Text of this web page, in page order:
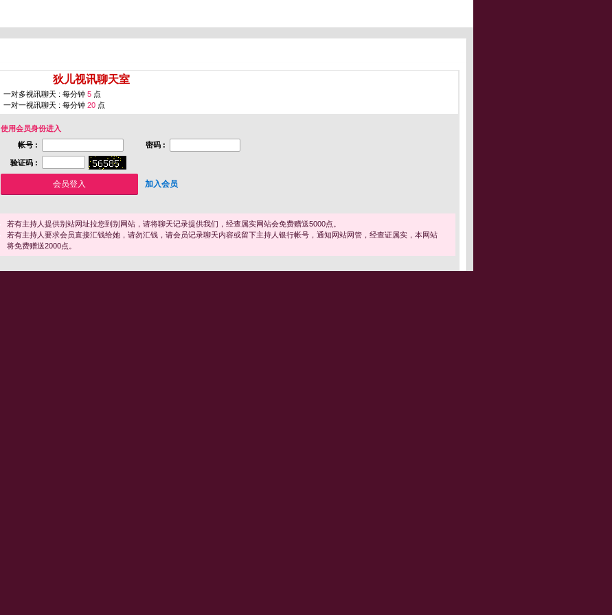
狄儿视讯聊天室
一对多视讯聊天 : 每分钟 5 点
一对一视讯聊天 : 每分钟 20 点
使用会员身份进入
帐号 :
密码 :
验证码 :
加入会员
若有主持人提供别站网址拉您到别网站，请将聊天记录提供我们，经查属实网站会免费赠送5000点。
若有主持人要求会员直接汇钱给她，请勿汇钱，请会员记录聊天内容或留下主持人银行帐号，通知网站网管，经查证属实，本网站
将免费赠送2000点。